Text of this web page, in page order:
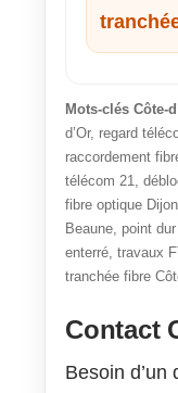
Mots-clés Côte-
d’Or, regard
raccordement
télécom 21,
fibre optique
Beaune, point
enterré, travaux
tranchée fibre
Contact
Besoin d’un